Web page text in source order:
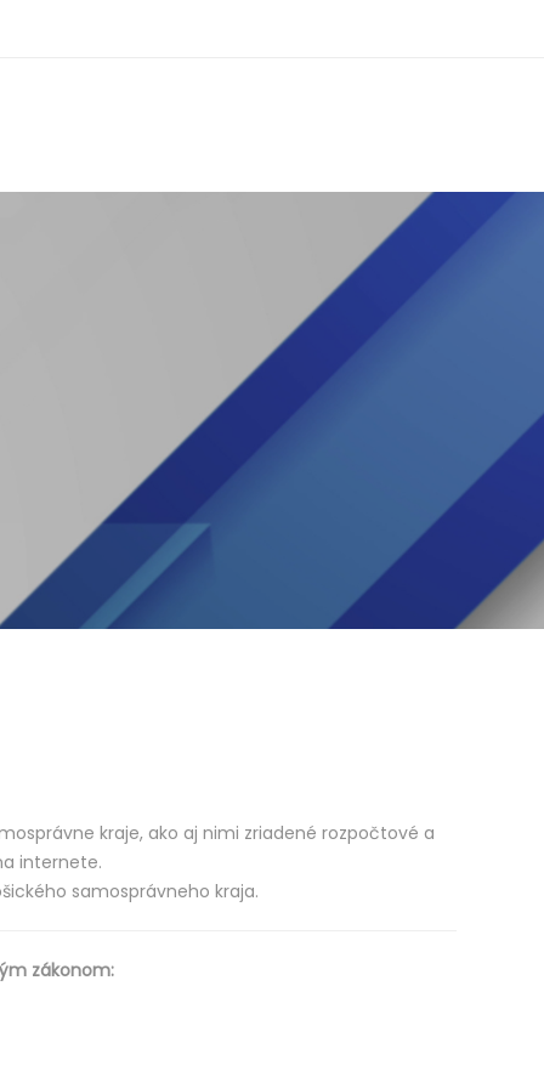
kraje, ako aj nimi zriadené rozpočtové a
internete.
samosprávneho kraja.
zákonom: